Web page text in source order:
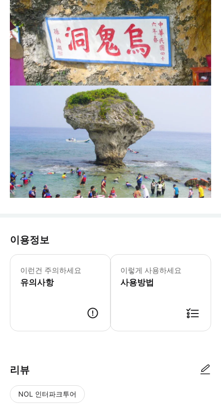
이용정보
이런건 주의하세요
유의사항
이렇게 사용하세요
사용방법
리뷰
NOL 인터파크투어